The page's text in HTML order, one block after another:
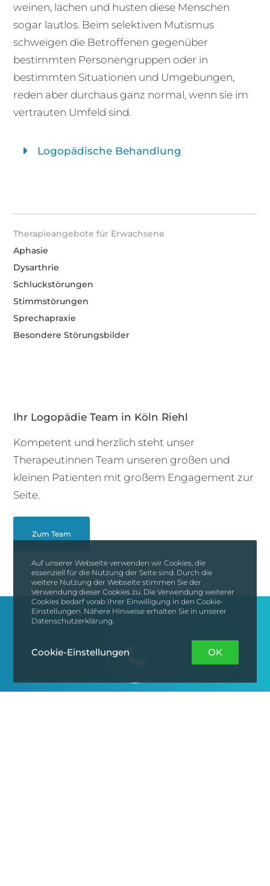
weinen, lachen und husten diese Menschen
sogar lautlos. Beim selektiven Mutismus
schweigen die Betroffenen gegenüber
bestimmten Personengruppen oder in
bestimmten Situationen und Umgebungen,
reden aber durchaus ganz normal, wenn sie im
vertrauten Umfeld sind.
Logopädische Behandlung
Therapieangebote für Erwachsene
Aphasie
Dysarthrie
Schluckstörungen
Stimmstörungen
Sprechapraxie
Besondere Störungsbilder
Ihr Logopädie Team in Köln Riehl
Kompetent und herzlich steht unser
Therapeutinnen Team unseren großen und
kleinen Patienten mit großem Engagement zur
Seite.
Zum Team
Auf unserer Webseite verwenden wir Cookies, die
essenziell für die Nutzung der Seite sind. Durch die
weitere Nutzung der Webseite stimmen Sie der
Verwendung dieser Cookies zu. Die Verwendung weiterer
Cookies bedarf vorab Ihrer Einwilligung in den Cookie-
Einstellungen. Nähere Hinweise erhalten Sie in unserer
Datenschutzerklärung.
Cookie-Einstellungen OK